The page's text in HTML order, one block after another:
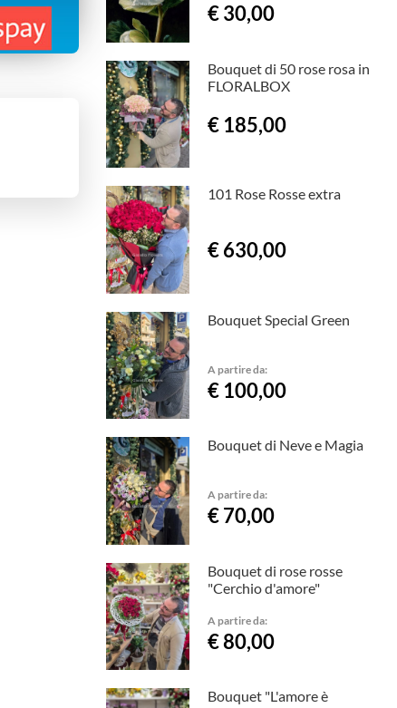
€ 30,00
Bouquet di 50 rose rosa in
FLORALBOX
€ 185,00
101 Rose Rosse extra
€ 630,00
Bouquet Special Green
A partire da:
€ 100,00
Bouquet di Neve e Magia
A partire da:
€ 70,00
Bouquet di rose rosse
"Cerchio d'amore"
A partire da:
€ 80,00
Bouquet "L'amore è